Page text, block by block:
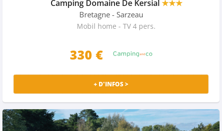
Camping Domaine De Kersial★★★
Bretagne - Sarzeau
Mobil home - TV 4 pers.
330 €
+ D'INFOS >